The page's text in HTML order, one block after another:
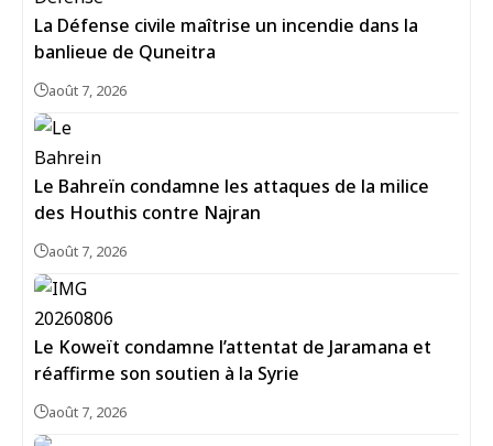
La Défense civile maîtrise un incendie dans la
banlieue de Quneitra
août 7, 2026
Le Bahreïn condamne les attaques de la milice
des Houthis contre Najran
août 7, 2026
Le Koweït condamne l’attentat de Jaramana et
réaffirme son soutien à la Syrie
août 7, 2026